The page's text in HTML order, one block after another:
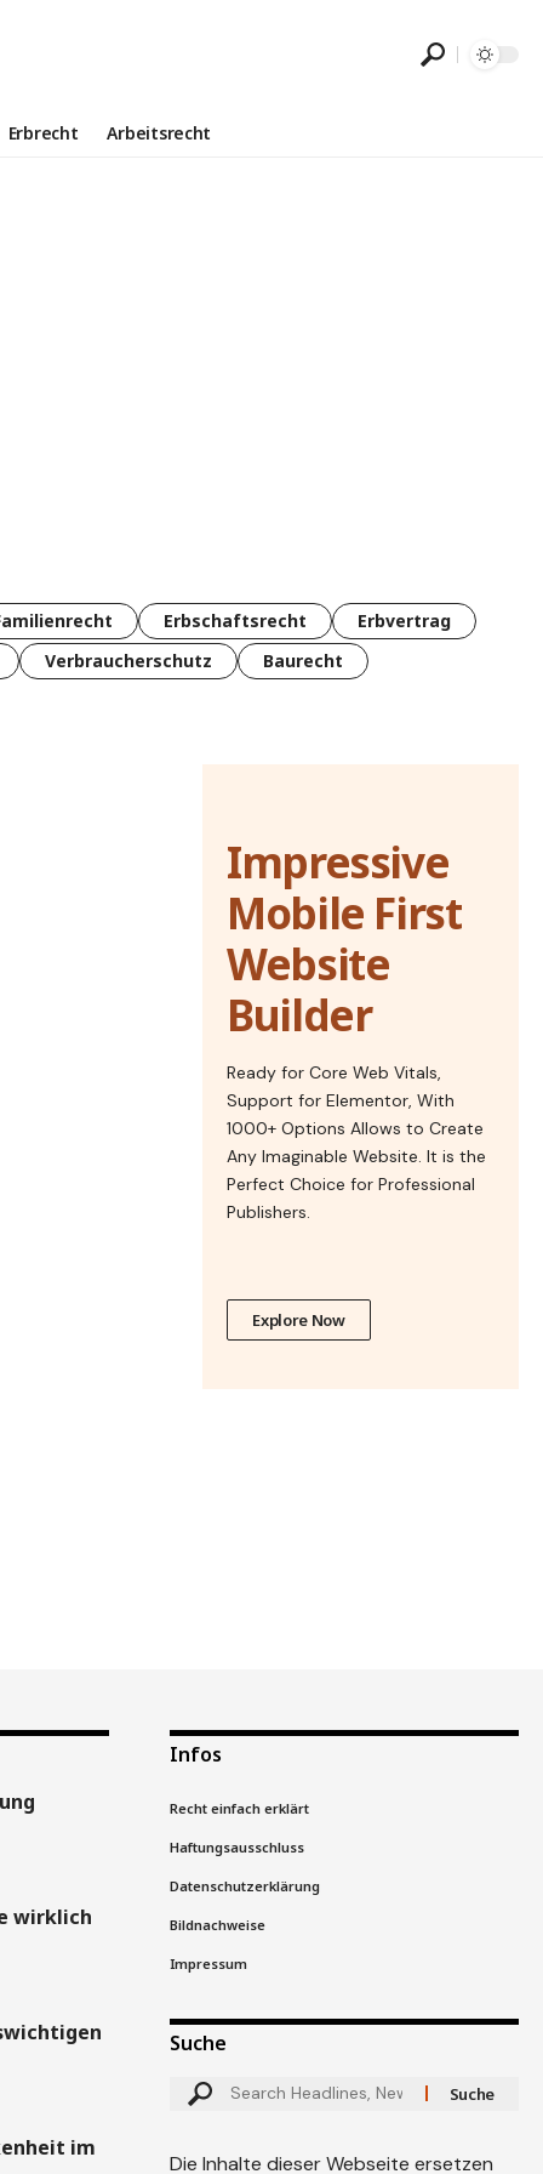
Erbrecht Arbeitsrecht
Erbschaftsrecht
Erbvertrag
Verbraucherschutz
Baurecht
Impressive
Mobile First
Website
Builder
Ready for Core Web Vitals,
Support for Elementor, With
1000+ Options Allows to Create
Any Imaginable Website. It is the
Perfect Choice for Professional
Publishers.
Explore Now
wirklich
im
Infos
Recht einfach erklärt
Haftungsausschluss
Datenschutzerklärung
Bildnachweise
Impressum
Suche
Die Inhalte dieser Webseite ersetzen